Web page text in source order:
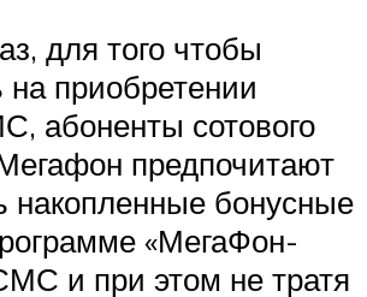
для того чтобы
на приобретении
абоненты сотового
предпочитают
накопленные бонусные
«МегаФон-
и при этом не тратя